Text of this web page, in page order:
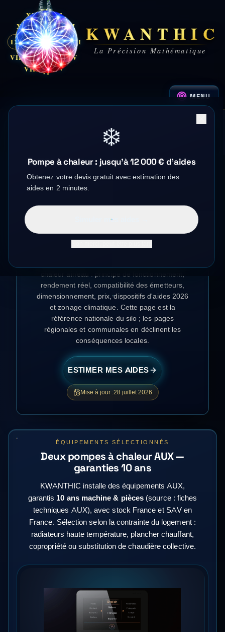
❄️
Pompe à chaleur : jusqu'à 12 000 € d'aides
Obtenez votre devis gratuit avec estimation des
aides en 2 minutes.
Simuler mes aides →
XII I
II
III
IV
V
VI
VII
VIII
IX
IX
XI
KWANTHIC
La Précision Mathématique
MENU
POMPE À CHALEUR AIR/EAU
Pompe à chaleur air/eau :
guide complet 2026
chaleur air/eau : principe de fonctionnement,
rendement réel, compatibilité des émetteurs,
dimensionnement, prix, dispositifs d'aides 2026
et zonage climatique. Cette page est la
référence nationale du silo ; les pages
régionales et communales en déclinent les
conséquences locales.
ESTIMER MES AIDES
Simulateur gratuit et sans
Mise à jour :28 juillet 2026
ÉQUIPEMENTS SÉLECTIONNÉS
Deux pompes à chaleur AUX —
garanties 10 ans
KWANTHIC installe des équipements AUX,
garantis 10 ans machine & pièces (source : fiches
techniques AUX), avec stock France et SAV en
France. Sélection selon la contrainte du logement :
radiateurs haute température, plancher chauffant,
copropriété ou substitution de chaudière collective.